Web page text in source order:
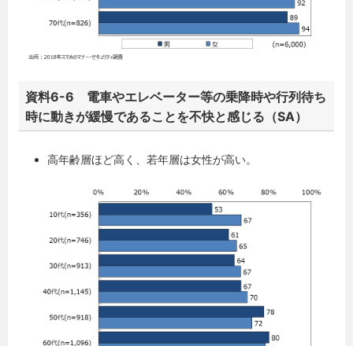
資料6-6 電車やエレベーター等の乗降時や行列待ち
時に動きが緩慢であることを不快と感じる（SA）
高年齢層ほど高く、若年層は女性が高い。